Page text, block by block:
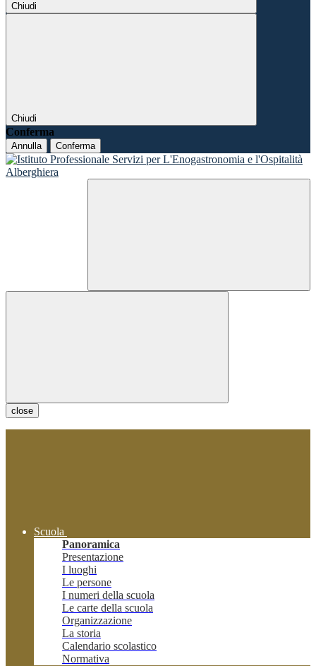
Chiudi
Chiudi
Conferma
Annulla Conferma
close
Scuola
Panoramica
Presentazione
I luoghi
Le persone
I numeri della scuola
Le carte della scuola
Organizzazione
La storia
Calendario scolastico
Normativa